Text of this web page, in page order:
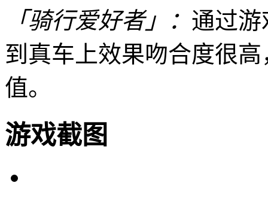
「骑行爱好者」： 通过
到真车上效果吻合度很
值。
游戏截图